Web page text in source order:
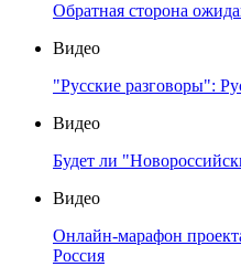
Обратная сторона
Видео
"Русские разговоры":
Видео
Будет ли
Видео
Онлайн-марафон
Россия